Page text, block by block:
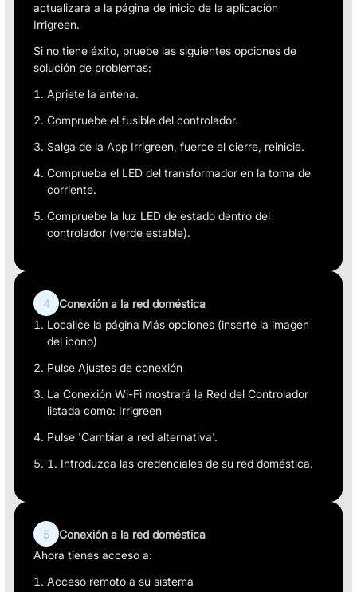
actualizará a la página de inicio de la aplicación
Irrigreen.
Si no tiene éxito, pruebe las siguientes opciones de
solución de problemas:
Apriete la antena.
Compruebe el fusible del controlador.
Salga de la App Irrigreen, fuerce el cierre, reinicie.
Comprueba el LED del transformador en la toma de
corriente.
Compruebe la luz LED de estado dentro del
controlador (verde estable).
4
Conexión a la red doméstica
Localice la página Más opciones (inserte la imagen
del icono)
Pulse Ajustes de conexión
La Conexión Wi-Fi mostrará la Red del Controlador
listada como: Irrigreen
Pulse 'Cambiar a red alternativa'.
Introduzca las credenciales de su red doméstica.
5
Conexión a la red doméstica
Ahora tienes acceso a:
Acceso remoto a su sistema